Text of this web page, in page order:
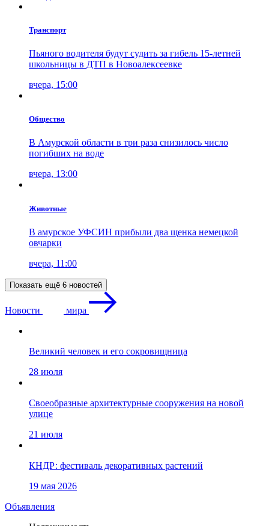
Транспорт
Пьяного водителя будут судить за гибель 15-летней
школьницы в ДТП в Новоалексеевке
вчера, 15:00
Общество
В Амурской области в три раза снизилось число
погибших на воде
вчера, 13:00
Животные
В амурское УФСИН прибыли два щенка немецкой
овчарки
вчера, 11:00
Показать ещё 6 новостей
Новости мира
Великий человек и его сокровищница
28 июля
Своеобразные архитектурные сооружения на новой
улице
21 июля
КНДР: фестиваль декоративных растений
19 мая 2026
Объявления